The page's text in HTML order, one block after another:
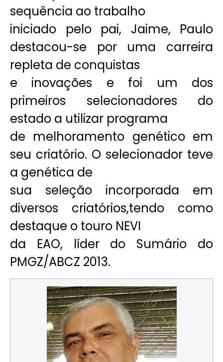
sequência ao trabalho
iniciado pelo pai, Jaime, Paulo
destacou-se por uma carreira
repleta de conquistas
e inovações e foi um dos
primeiros selecionadores do
estado a utilizar programa
de melhoramento genético em
seu criatório. O selecionador teve
a genética de
sua seleção incorporada em
diversos criatórios,tendo como
destaque o touro NEVI
da EAO, líder do Sumário do
PMGZ/ABCZ 2013.